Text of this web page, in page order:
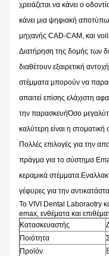
χρειάζεται να κάνει ο
κάνει μια ψηφιακή
μηχανής CAD-CAM, και
Διατήρηση της δομής των
διαθέτουν εξαιρετική
στέμματα μπορούν να
απαιτεί επίσης ελάχιστη
την παρασκευήΌσο
καλύτερη είναι η στοματική
Πολλές επιλογές για την
πράγμα για το σύστημα
κεραμικά
γέφυρες για την
Το VIVI Dental Laboraotry
emax, ενθέματα και
Κατασκευαστής
Ποιότητα
Προϊόν